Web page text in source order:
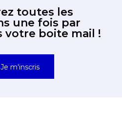
toutes les
une fois par
votre boite mail !
Je m'inscris